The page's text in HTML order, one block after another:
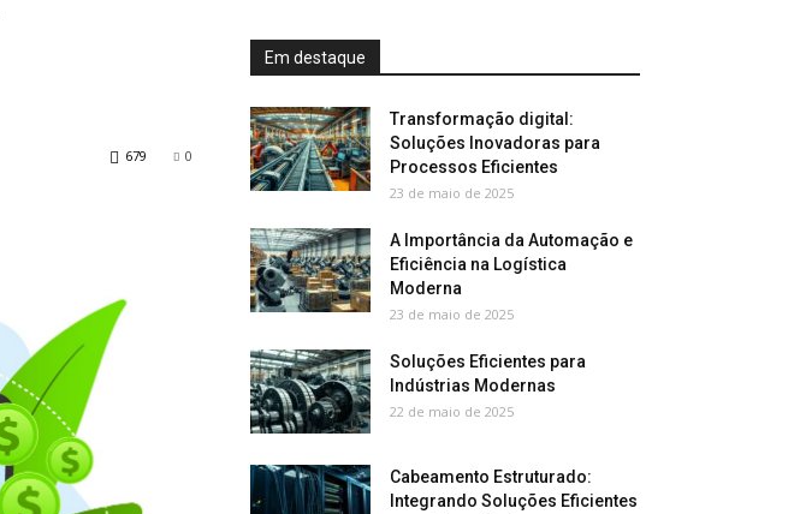
0
679
Em destaque
Transformação digital:
Soluções Inovadoras para
Processos Eficientes
23 de maio de 2025
A Importância da Automação e
Eficiência na Logística
Moderna
23 de maio de 2025
Soluções Eficientes para
Indústrias Modernas
22 de maio de 2025
Cabeamento Estruturado:
Integrando Soluções Eficientes